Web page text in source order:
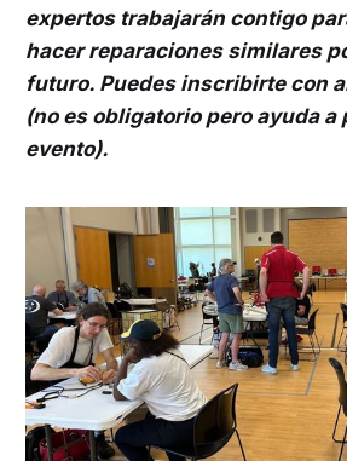
expertos trabajarán contigo
hacer reparaciones similares
futuro. Puedes inscribirte con
(no es obligatorio pero ayuda
evento).